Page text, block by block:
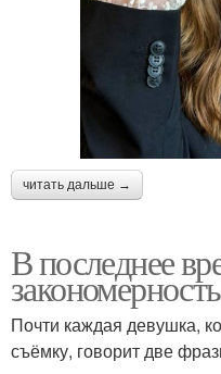
читать дальше →
В последнее
Почти каждая девушка,
съёмку, говорит две